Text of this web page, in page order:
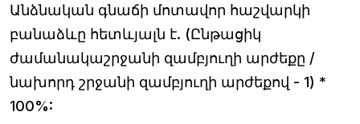
Անձնական գնաճի մոտավոր հաշվարկի
բանաձևը հետևյալն է. (Ընթացիկ
ժամանակաշրջանի զամբյուղի արժեքը /
նախորդ շրջանի զամբյուղի արժեքով - 1) *
100%: